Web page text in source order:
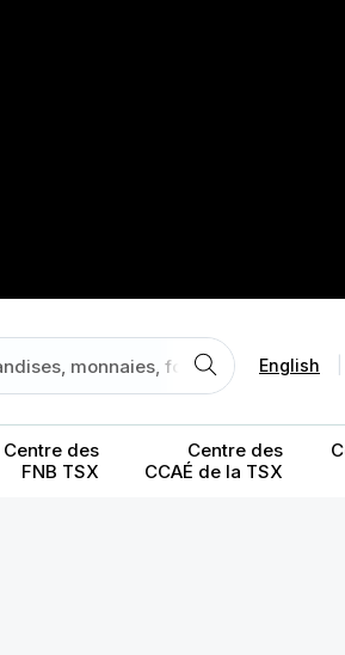
English
Centre des
FNB TSX
Centre des
CCAÉ de la TSX